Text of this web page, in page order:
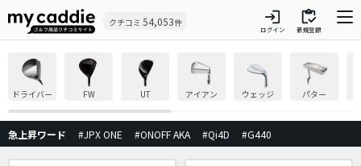
クチコミ 54,053件 login
ログイン
inventory
新規登録
ドライバー FW UT アイアン ウェッジ パター
急上昇ワード #JPX ONE #ONOFF AKA #Qi4D #G440